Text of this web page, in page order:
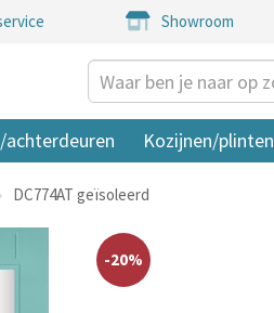
Showroom
achterdeuren Kozijnen/plinten
DC774AT geïsoleerd
-20%